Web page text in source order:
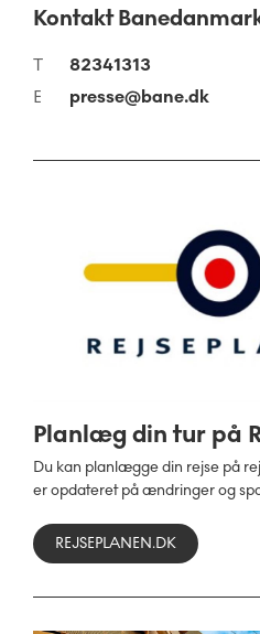
Kontakt
T
82341313
E
presse@bane.dk
Planlæg din tur på
Du kan planlægge din rejse på
er opdateret på ændringer og
REJSEPLANEN.DK